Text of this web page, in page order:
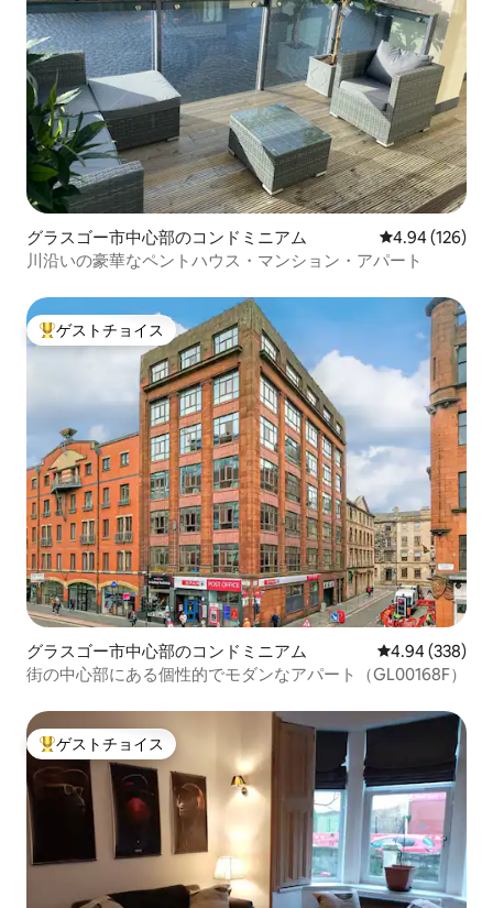
グラスゴー市中心部のコンドミニアム レビュー126
4.94 (126)
川沿いの豪華なペントハウス・マンション・アパート
大好評のゲストチョイスです。
ゲストチョイス
グラスゴー市中心部のコンドミニアム レビュー338
4.94 (338)
街の中心部にある個性的でモダンなアパート（GL00168F）
大好評のゲストチョイスです。
ゲストチョイス